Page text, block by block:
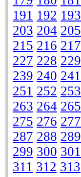
191 192 193
203 204 205
215 216 217
227 228 229
239 240 241
251 252 253
263 264 265
275 276 277
287 288 289
299 300 301
311 312 313